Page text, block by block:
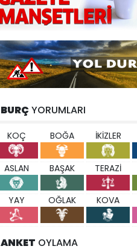
BURÇ YORUMLARI
KOÇ BOĞA İKİZLER
ASLAN BAŞAK TERAZİ
YAY OĞLAK KOVA
ANKET OYLAMA